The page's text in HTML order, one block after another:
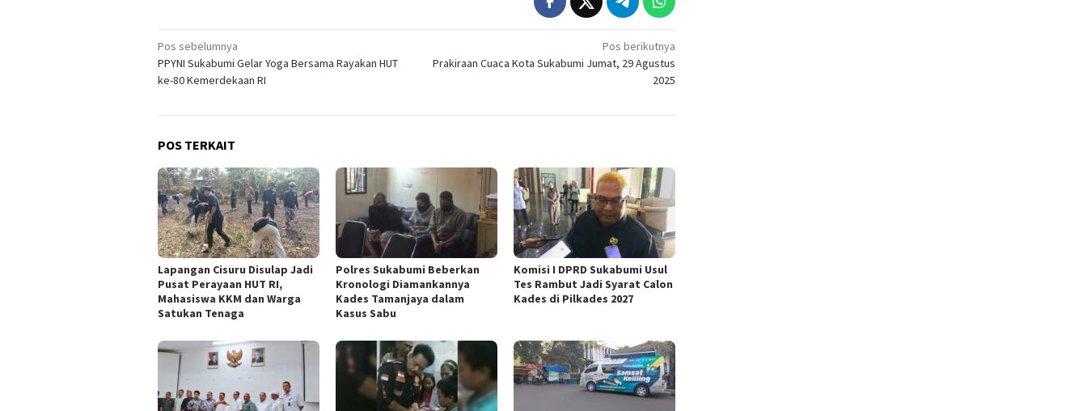
Navigasi
pos
Pos sebelumnya
PPYNI Sukabumi Gelar Yoga Bersama Rayakan HUT
ke-80 Kemerdekaan RI
Pos berikutnya
Prakiraan Cuaca Kota Sukabumi Jumat, 29 Agustus
2025
POS TERKAIT
Lapangan Cisuru Disulap Jadi
Pusat Perayaan HUT RI,
Mahasiswa KKM dan Warga
Satukan Tenaga
Polres Sukabumi Beberkan
Kronologi Diamankannya
Kades Tamanjaya dalam
Kasus Sabu
Komisi I DPRD Sukabumi Usul
Tes Rambut Jadi Syarat Calon
Kades di Pilkades 2027